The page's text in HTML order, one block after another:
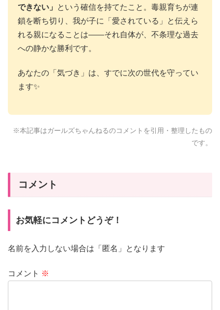
できない」
という確信を持てたこと。毒親育ちが連
鎖を断ち切り、我が子に「愛されている」と伝えら
れる親になることは——それ自体が、不条理な過去
への静かな勝利です。
あなたの「気づき」は、すでに次の世代を守ってい
ます✨
※本記事はガールズちゃんねるのコメントを引用・整理したもの
です。
コメント
お気軽にコメントどうぞ！
名前を入力しない場合は「匿名」となります
コメント ※